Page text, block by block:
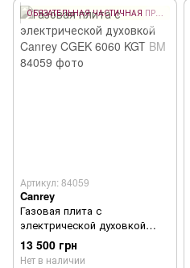
ОБЯЗАТЕЛЬНАЯ ЧАСТИЧНАЯ ПРЕДОПЛАТА 10%
Артикул: 84059
Canrey
Газовая плита с
электрической духовкой
Canrey CGEK 6060 KGT BM
13 500 грн
Нет в наличии